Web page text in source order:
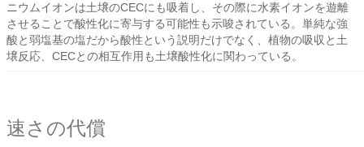
ニウムイオンは土壌のCECにも吸着し、その際に水素イオンを遊離
させることで酸性化に寄与する可能性も示唆されている。単純な強
酸と弱塩基の塩だから酸性という説明だけでなく、植物の吸収と土
壌反応、CECとの相互作用も土壌酸性化に関わっている。
速さの代償